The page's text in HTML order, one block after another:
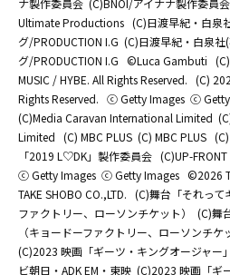
ナ製作委員会 (C)BNOI/アイナナ製作委員会
Ultimate Productions (C)日渡早紀・白泉
グ/PRODUCTION I.G (C)日渡早紀・白泉
グ/PRODUCTION I.G ©Luca Gambuti
MUSIC / HYBE. All Rights Reserved. (C)
Rights Reserved. ⓒ Getty Images ⓒ
(C)Media Caravan International Limited
Limited (C) MBC PLUS (C) MBC PLUS
「2019 L♡DK」製作委員会 (C)UP-
ⓒ Getty Images ⓒ Getty Images ©2026
TAKE SHOBO CO.,LTD. (C)舞台「それって
ファクトリー、ローソンチケット）
(C)舞
（キョードーファクトリー、ローソンチケ
(C)2023 映画「ギーツ・キングオージャー
ビ朝日・ADK EM・東映 (C)2023 映画「ギ